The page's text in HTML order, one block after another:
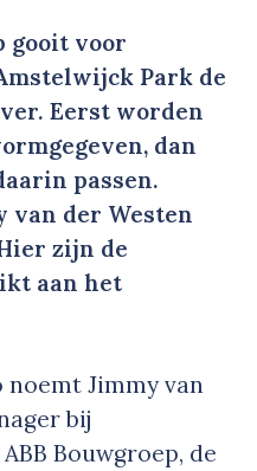
gooit voor
Park de
Eerst worden
dan
passen.
van der Westen
zijn de
aan het
noemt Jimmy van
bij
Bouwgroep, de